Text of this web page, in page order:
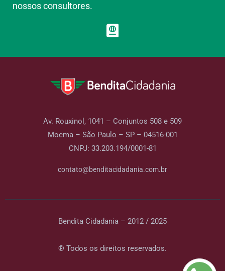
nossos consultores.
Av. Rouxinol, 1041 – Conjuntos 508 e 509
Moema – São Paulo – SP – 04516-001
CNPJ: 33.203.194/0001-81
contato@benditacidadania.com.br
Bendita Cidadania – 2012 / 2025
® Todos os direitos reservados.